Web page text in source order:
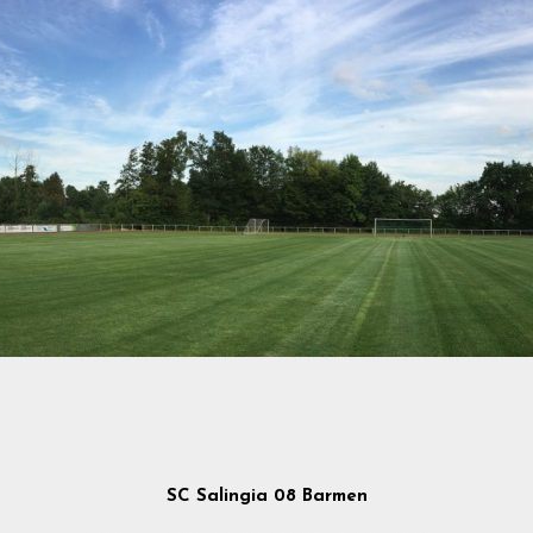
SC Salingia 08 Barmen